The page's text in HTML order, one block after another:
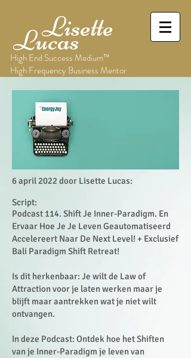
Lisette
Lucas
High End Success Medium™
High Frequency Business Mentor
6 april 2022 door Lisette Lucas:
Script:
Podcast 114. Shift Je Inner-Paradigm. En
Ervaar Hoe Je Je Leven Geautomatiseerd
Accelereert Naar De Next Level! + Exclusief
Bali Paradigm Shift Retreat!
Is dit herkenbaar: Je wilt de Law of
Attraction voor je laten werken maar je
blijft maar aantrekken wat je niet wilt
ontvangen.
In deze Podcast: Ontdek hoe het Shiften
van je Inner-Paradigm je leven van